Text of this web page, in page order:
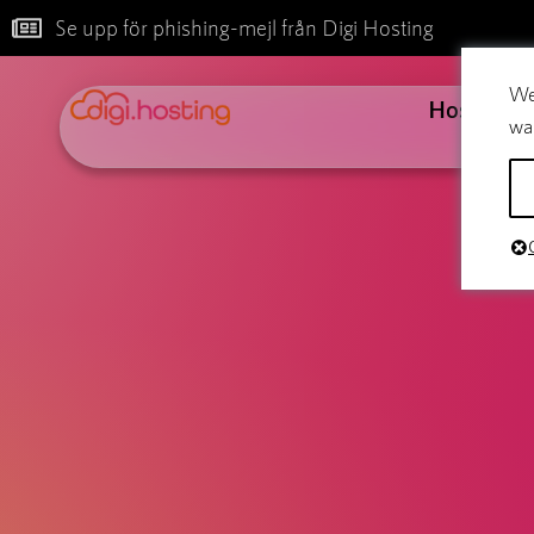
Se upp för phishing-mejl från Digi Hosting
Hosting